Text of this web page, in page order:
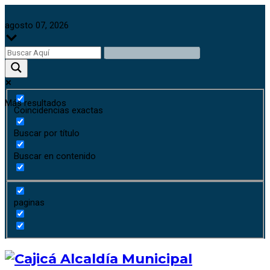
agosto 07, 2026
Más resultados
Coincidencias exactas
Buscar por título
Buscar en contenido
paginas